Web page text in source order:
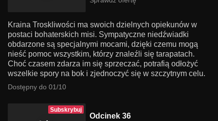
Kraina Troskliwości ma swoich dzielnych opiekunów w
postaci bohaterskich misi. Sympatyczne niedźwiadki
obdarzone są specjalnymi mocami, dzięki czemu mogą
nieść pomoc wszystkim, którzy znaleźli się tarapatach.
Choć czasem zdarza im się sprzeczać, potrafią odłożyć
wszelkie spory na bok i zjednoczyć się w szczytnym celu.
Dostępny do 01/10
Subskrybuj
Odcinek 36